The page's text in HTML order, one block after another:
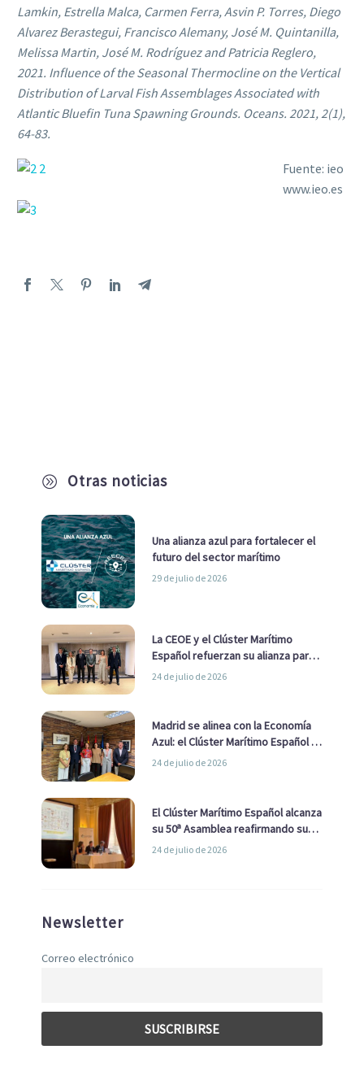
A Otras noticias
Una alianza azul para fortalecer el
futuro del sector marítimo
29 de julio de 2026
La CEOE y el Clúster Marítimo
Español refuerzan su alianza para
impulsar una estrategia Nacional
24 de julio de 2026
Madrid se alinea con la Economía
Azul: el Clúster Marítimo Español y
la Real Liga Naval avanzan alianzas
24 de julio de 2026
El Clúster Marítimo Español alcanza
su 50ª Asamblea reafirmando su
liderazgo en la Economía Azul
24 de julio de 2026
Newsletter
Correo electrónico
Lamkin, Estrella Malca, Carmen Ferra, Asvin P. Torres, Diego
Alvarez Berastegui, Francisco Alemany, José M. Quintanilla,
Melissa Martin, José M. Rodríguez and Patricia Reglero,
2021. Influence of the Seasonal Thermocline on the Vertical
Distribution of Larval Fish Assemblages Associated with
Atlantic Bluefin Tuna Spawning Grounds. Oceans. 2021, 2(1),
64-83.
Fuente: ieo
www.ieo.es